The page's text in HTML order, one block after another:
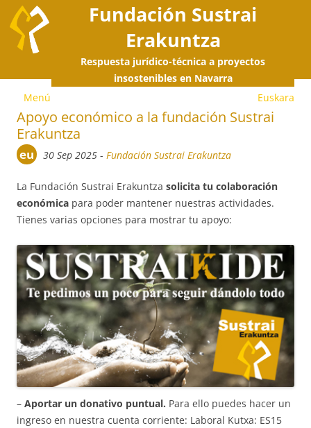
Fundación Sustrai
Erakuntza
Respuesta jurídico-técnica a proyectos
insostenibles en Navarra
Euskara
Menú
Apoyo económico a la fundación Sustrai
Erakuntza
eu 30 Sep 2025 -Fundación Sustrai Erakuntza
La Fundación Sustrai Erakuntza solicita tu colaboración
económica para poder mantener nuestras actividades.
Tienes varias opciones para mostrar tu apoyo:
– Aportar un donativo puntual. Para ello puedes hacer un
ingreso en nuestra cuenta corriente: Laboral Kutxa: ES15